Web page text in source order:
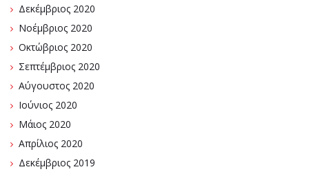
Δεκέμβριος 2020
Νοέμβριος 2020
Οκτώβριος 2020
Σεπτέμβριος 2020
Αύγουστος 2020
Ιούνιος 2020
Μάιος 2020
Απρίλιος 2020
Δεκέμβριος 2019